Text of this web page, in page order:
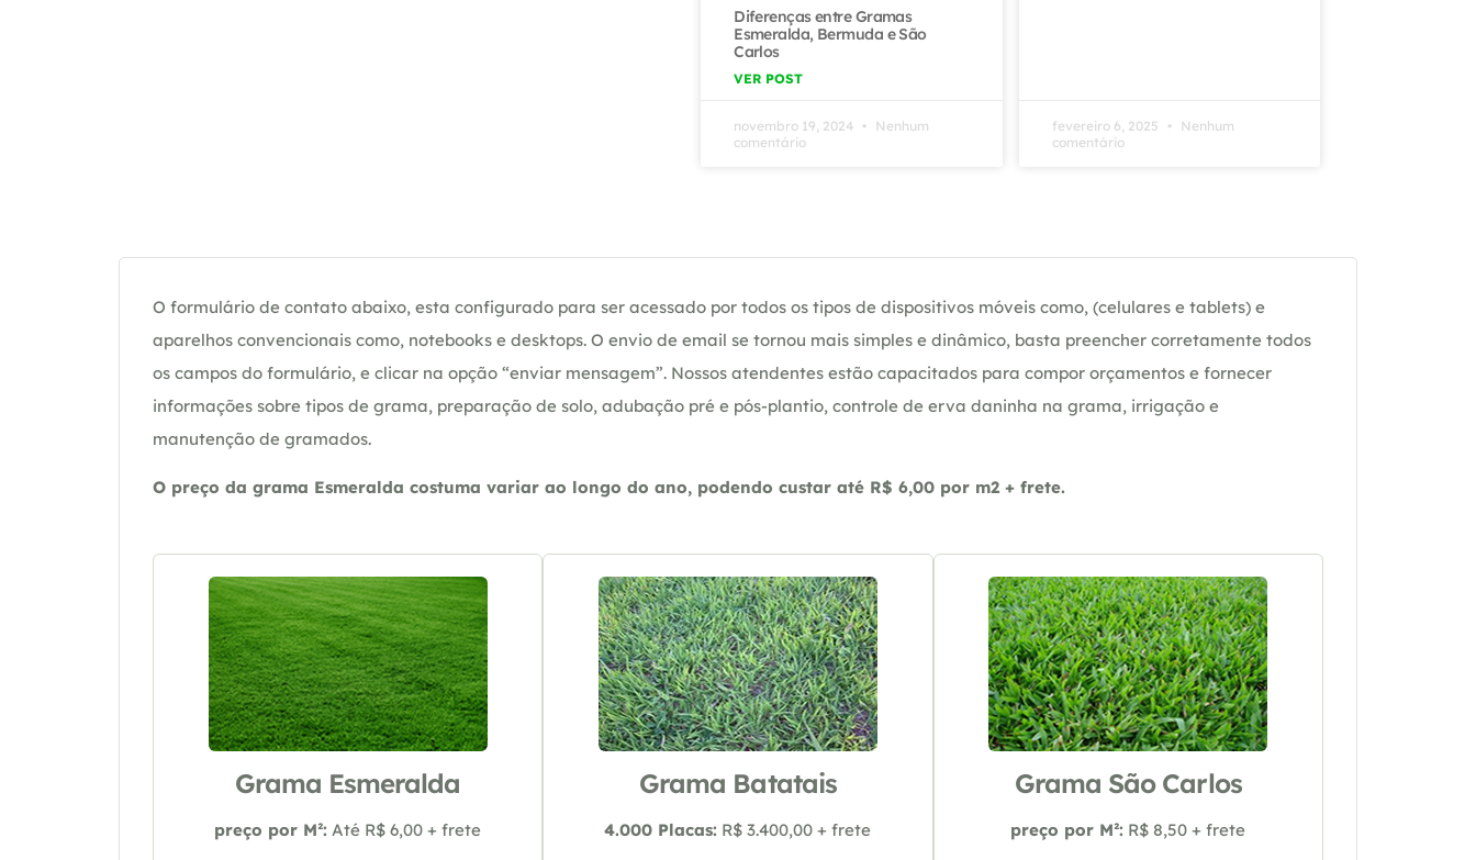
Diferenças entre Gramas
Esmeralda, Bermuda e São
Carlos
VER POST
novembro 19, 2024
Nenhum
comentário
fevereiro 6, 2025
Nenhum
comentário
O formulário de contato abaixo, esta configurado para ser acessado por todos os tipos de dispositivos móveis como, (celulares e tablets) e
aparelhos convencionais como, notebooks e desktops. O envio de email se tornou mais simples e dinâmico, basta preencher corretamente todos
os campos do formulário, e clicar na opção “enviar mensagem”. Nossos atendentes estão capacitados para compor orçamentos e fornecer
informações sobre tipos de grama, preparação de solo, adubação pré e pós-plantio, controle de erva daninha na grama, irrigação e
manutenção de gramados.
O preço da grama Esmeralda costuma variar ao longo do ano, podendo custar até R$ 6,00 por m2 + frete.
Grama Esmeralda
preço por M²: Até R$ 6,00 + frete
Grama Batatais
4.000 Placas: R$ 3.400,00 + frete
Grama São Carlos
preço por M²: R$ 8,50 + frete